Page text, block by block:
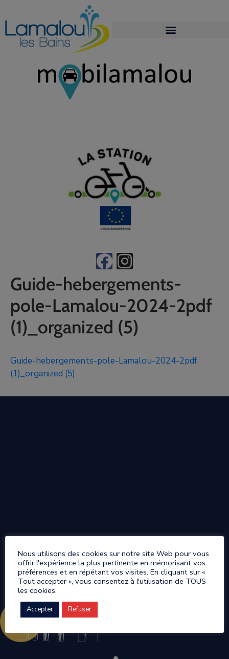
Guide-hebergements-
pole-Lamalou-2024-2pdf
(1)_organized (5)
Guide-hebergements-pole-Lamalou-2024-2pdf
(1)_organized (5)
Nous utilisons des cookies sur notre site Web pour vous
offrir l'expérience la plus pertinente en mémorisant vos
préférences et en répétant vos visites. En cliquant sur «
Tout accepter », vous consentez à l'utilisation de TOUS
les cookies.
Accepter Refuser